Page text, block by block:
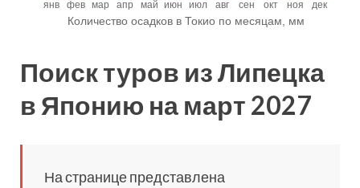
Поиск туров из Липецка
в Японию на март 2027
На странице представлена